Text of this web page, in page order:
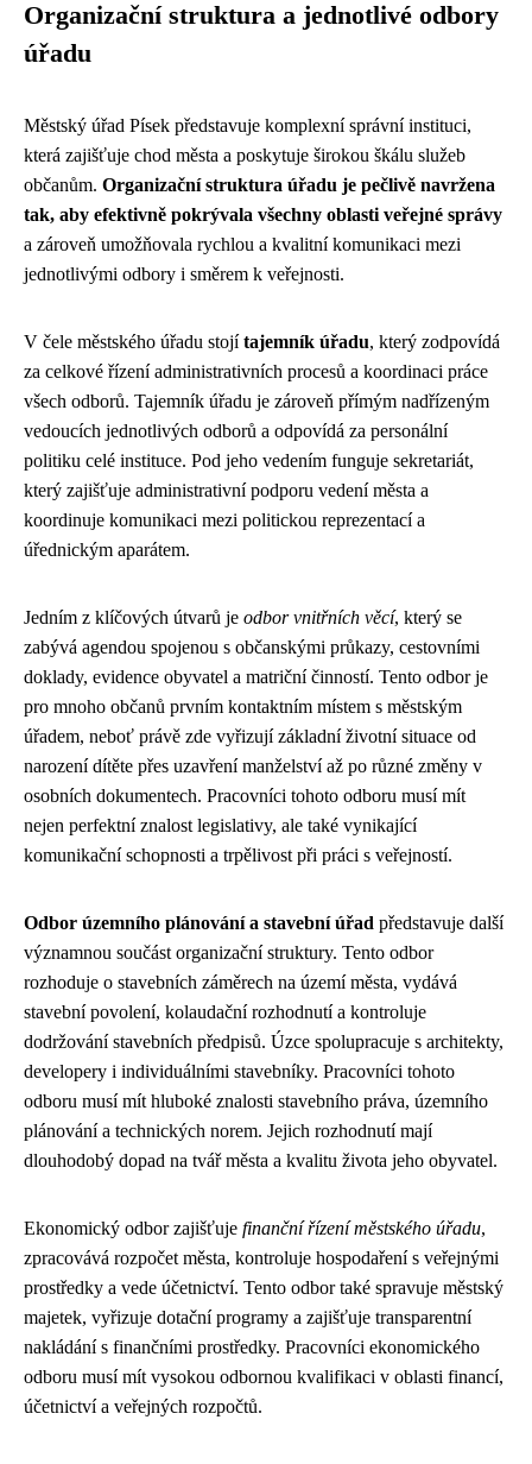
Organizační struktura a jednotlivé odbory
úřadu
Městský úřad Písek představuje komplexní správní instituci,
která zajišťuje chod města a poskytuje širokou škálu služeb
občanům. Organizační struktura úřadu je pečlivě navržena
tak, aby efektivně pokrývala všechny oblasti veřejné správy
a zároveň umožňovala rychlou a kvalitní komunikaci mezi
jednotlivými odbory i směrem k veřejnosti.
V čele městského úřadu stоjítajemník úřadu, který zodpovídá
za celkové řízení administrativních procesů a koordinaci práce
všech odborů. Tajemník úřadu je zároveň přímým nadřízeným
vedoucích jednotlivých odborů a odpovídá za personální
politiku celé instituce. Pod jeho vedením funguje sekretariát,
který zajišťuje administrativní podporu vedení města a
koordinuje komunikaci mezi politickou reprezentací a
úřednickým aparátem.
Jedním z klíčových útvarů je odbor vnitřních věcí, který se
zabývá agendou spojenou s občanskými průkazy, cestovními
doklady, evidence obyvatel a matriční činností. Tento odbor je
pro mnoho občanů prvním kontaktním místem s městským
úřadem, neboť právě zde vyřizují základní životní situace od
narození dítěte přes uzavření manželství až po různé změny v
osobních dokumentech. Pracovníci tohoto odboru musí mít
nejen perfektní znalost legislativy, ale také vynikající
komunikační schopnosti a trpělivost při práci s veřejností.
Odbor územního plánování a stavební úřad představuje další
významnou součást organizační struktury. Tento odbor
rozhoduje o stavebních záměrech na území města, vydává
stavební povolení, kolaudační rozhodnutí a kontroluje
dodržování stavebních předpisů. Úzce spolupracuje s architekty,
developery i individuálními stavebníky. Pracovníci tohoto
odboru musí mít hluboké znalosti stavebního práva, územního
plánování a technických norem. Jejich rozhodnutí mají
dlouhodobý dopad na tvář města a kvalitu života jeho obyvatel.
Ekonomický odbor zajišťuje finanční řízení městského úřadu,
zpracovává rozpočet města, kontroluje hospodaření s veřejnými
prostředky a vede účetnictví. Tento odbor také spravuje městský
majetek, vyřizuje dotační programy a zajišťuje transparentní
nakládání s finančními prostředky. Pracovníci ekonomického
odboru musí mít vysokou odbornou kvalifikaci v oblasti financí,
účetnictví a veřejných rozpočtů.